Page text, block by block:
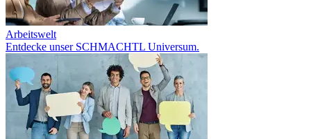
Arbeitswelt
Entdecke unser SCHMACHTL Universum.